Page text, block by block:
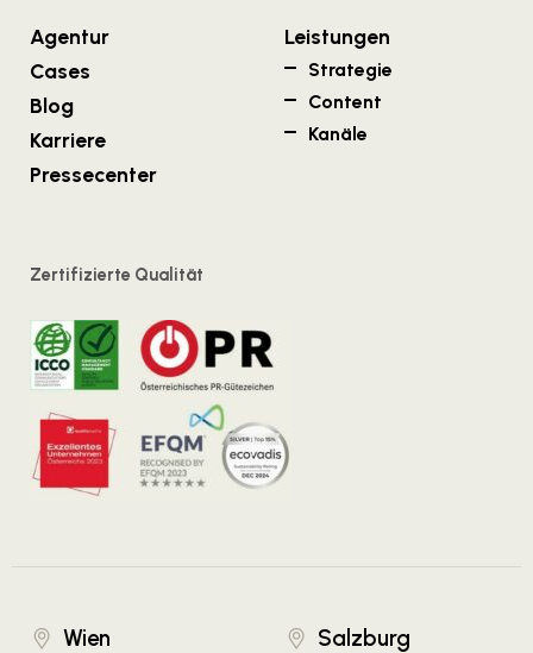
Agentur
Cases
Blog
Karriere
Pressecenter
Leistungen
Strategie
Content
Kanäle
Zertifizierte Qualität
Wien Salzburg